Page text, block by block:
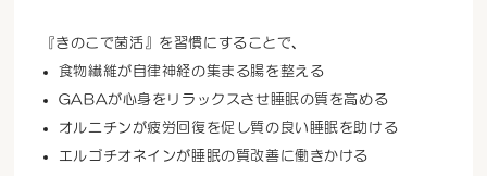
『きのこで菌活』を習慣にすることで、
食物繊維が自律神経の集まる腸を整える
GABAが心身をリラックスさせ睡眠の質を高める
オルニチンが疲労回復を促し質の良い睡眠を助ける
エルゴチオネインが睡眠の質改善に働きかける